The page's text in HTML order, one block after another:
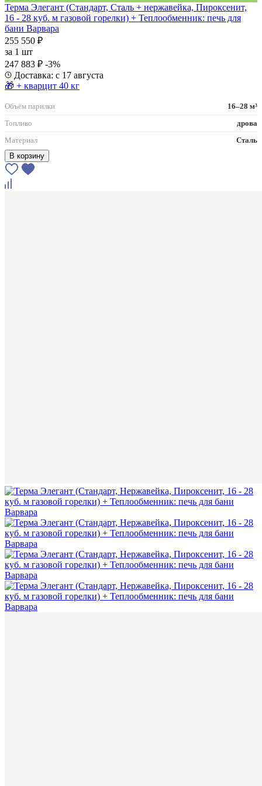
Терма Элегант (Стандарт, Сталь + нержавейка, Пироксенит,
16 - 28 куб. м газовой горелки) + Теплообменник: печь для
бани Варвара
255 550 ₽
за 1 шт
247 883 ₽ -3%
Доставка: с 17 августа
🎁 + кварцит 40 кг
Объём парилки
16–28 м³
Топливо
дрова
Материал
Сталь
В корзину